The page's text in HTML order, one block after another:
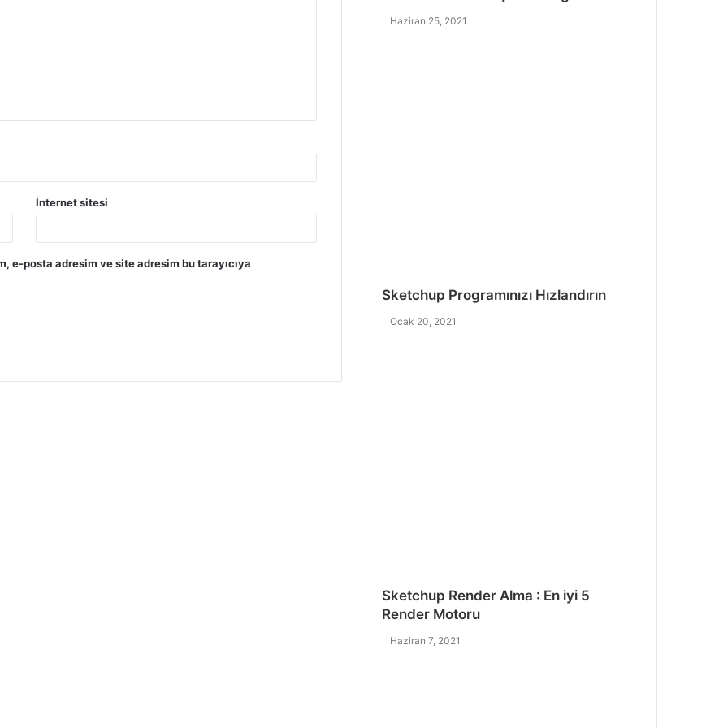
İnternet sitesi
e-posta adresim ve site adresim bu tarayıcıya
Haziran 25, 2021
Sketchup Programınızı Hızlandırın
Ocak 20, 2021
Sketchup Render Alma : En iyi 5
Render Motoru
Haziran 7, 2021